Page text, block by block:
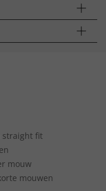
straight fit
mouw
mouwen